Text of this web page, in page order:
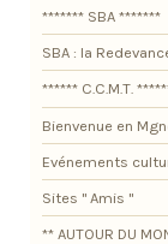
******* SBA *******
SBA : la
****** C.C.M.T.
Bienvenue en
Evénements
Sites " Amis "
** AUTOUR DU